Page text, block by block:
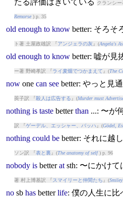
クランシ
Remorse) p. 35
old enough to know better: そろそ
ト著 土屋政雄訳 『アンジェラの灰』(Angela's
old enough to know better: 嘘が見
ー著 野崎孝訳 『ライ麦畑でつかまえて 』(The
nowone can see better: やっと見
莢子訳 『殺人は広告する 』(Murder must
nothing is taste better than ...: 〜が
訳 『ゲーデル、エッシャー、バッハ 』(Gödel,
nothing could be better: それに越
ソン訳 『表と裏』(The anatomy of self) p. 96
nobody is better atsth: 〜にかけて
著 村上博基訳 『スマイリーと仲間たち 』(
nosb has better life: 僕の人生に比